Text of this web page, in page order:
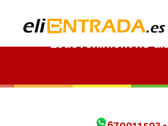
Esdeveniment no